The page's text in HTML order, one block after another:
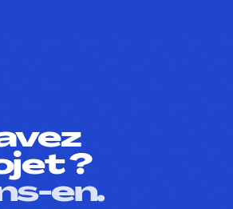
?
en.